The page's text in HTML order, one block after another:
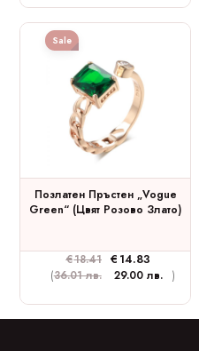
Sale
Позлатен Пръстен „Vogue
Green“ (цвят Розово Злато)
€18.41 € 14.83
(36.01 лв. 29.00 лв. )